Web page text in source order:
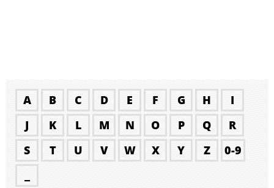
A B C D E F G H
I
J
K L M N O P Q
R
S
T U V W X Y Z
0-9